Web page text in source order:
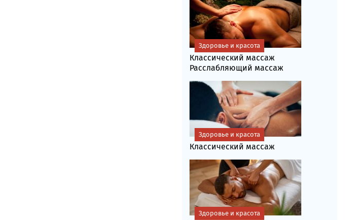
Классический массаж
Расслабляющий массаж
Здоровье и красота
Классический массаж
Здоровье и красота
Здоровье и красота